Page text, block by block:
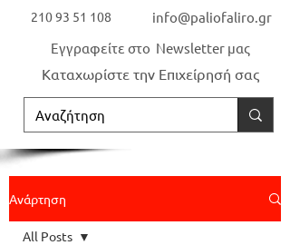
210 93 51 108 info@paliofaliro.gr
Καταχωρίστε την Επιχείρησή σας
Εγγραφείτε στο Newsletter μας
Ανάρτηση
All Posts